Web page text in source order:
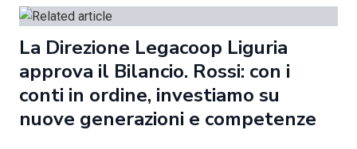
La Direzione Legacoop Liguria
approva il Bilancio. Rossi: con i
conti in ordine, investiamo su
nuove generazioni e competenze